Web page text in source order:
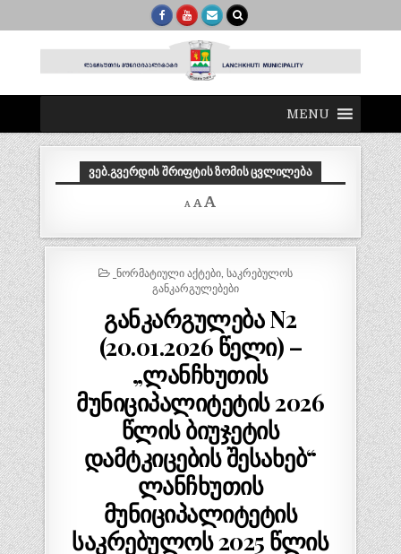
MENU
ᲕᲔᲑ.ᲒᲕᲔᲠᲓᲘᲡ ᲨᲠᲘᲤᲢᲘᲡ ᲖᲝᲛᲘᲡ ᲪᲕᲚᲘᲚᲔᲑᲐ
A
Decrease
font
A Reset
A
size.
POSTED
_ᲜᲝᲠᲛᲐᲢᲘᲣᲚᲘ ᲐᲥᲢᲔᲑᲘ,ᲡᲐᲙᲠᲔᲑᲣᲚᲝᲡ
ᲒᲐᲜᲙᲐᲠᲒᲣᲚᲔᲑᲔᲑᲘ
განკარგულება N2
(20.01.2026 წელი) –
„ლანჩხუთის
მუნიციპალიტეტის 2026
წლის ბიუჯეტის
დამტკიცების შესახებ“
ლანჩხუთის
მუნიციპალიტეტის
საკრებულოს 2025 წლის